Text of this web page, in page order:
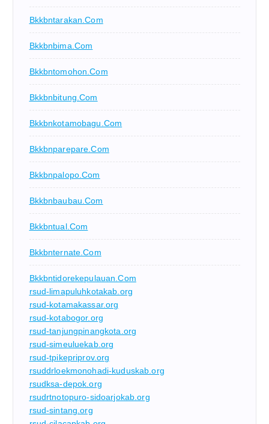
Bkkbntarakan.com
Bkkbnbima.com
Bkkbntomohon.com
Bkkbnbitung.com
Bkkbnkotamobagu.com
Bkkbnparepare.com
Bkkbnpalopo.com
Bkkbnbaubau.com
Bkkbntual.com
Bkkbnternate.com
Bkkbntidorekepulauan.com
rsud-limapuluhkotakab.org
rsud-kotamakassar.org
rsud-kotabogor.org
rsud-tanjungpinangkota.org
rsud-simeuluekab.org
rsud-tpikepriprov.org
rsuddrloekmonohadi-kuduskab.org
rsudksa-depok.org
rsudrtnotopuro-sidoarjokab.org
rsud-sintang.org